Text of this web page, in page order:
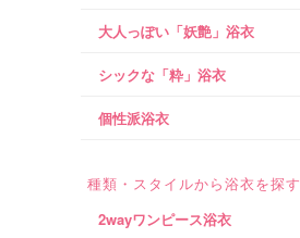
大人っぽい「妖艶」浴衣
シックな「粋」浴衣
個性派浴衣
種類・スタイルから浴衣を探す
2wayワンピース浴衣